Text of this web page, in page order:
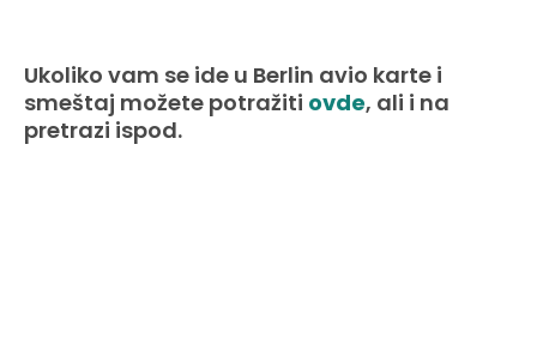
Ukoliko vam se ide u Berlin avio karte i
smeštaj možete potražiti ovde, ali i na
pretrazi ispod.